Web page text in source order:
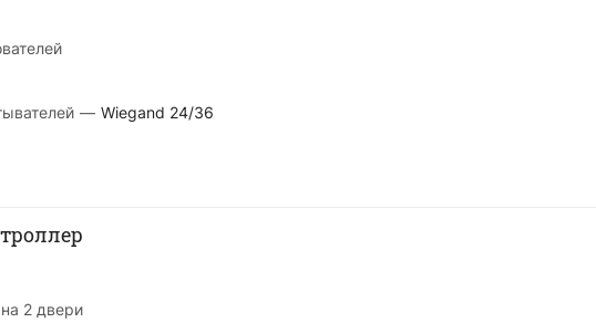
— Wiegand 24/36
2 двери